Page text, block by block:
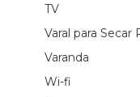
TV
Varal para Secar
Varanda
Wi-fi